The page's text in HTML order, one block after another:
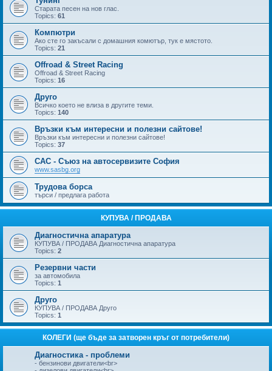
Старата песен на нов глас.
Topics: 61
Компютри
Ако сте го закъсали с домашния комютър, тук е мястото.
Topics: 21
Offroad & Street Racing
Offroad & Street Racing
Topics: 16
Друго
Всичко което не влиза в другите теми.
Topics: 140
Връзки към интересни и полезни сайтове!
Връзки към интересни и полезни сайтове!
Topics: 37
САС - Съюз на автосервизите София
www.sasbg.org
Трудова борса
търси / предлага работа
КУПУВА / ПРОДАВА
Диагностична апаратура
КУПУВА / ПРОДАВА Диагностична апаратура
Topics: 2
Резервни части
за автомобила
Topics: 1
Друго
КУПУВА / ПРОДАВА Друго
Topics: 1
КОЛЕГИ (ще бъде за затворен кръг от потребители)
Диагностика - проблеми
- бензинови двигатели<br>